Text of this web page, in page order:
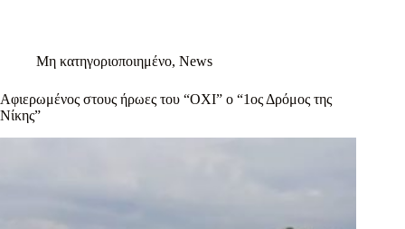
Μη κατηγοριοποιημένο, News
Αφιερωμένος στους ήρωες του “ΟΧΙ” ο “1ος Δρόμος της
Νίκης”